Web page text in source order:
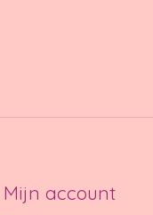
Mijn account